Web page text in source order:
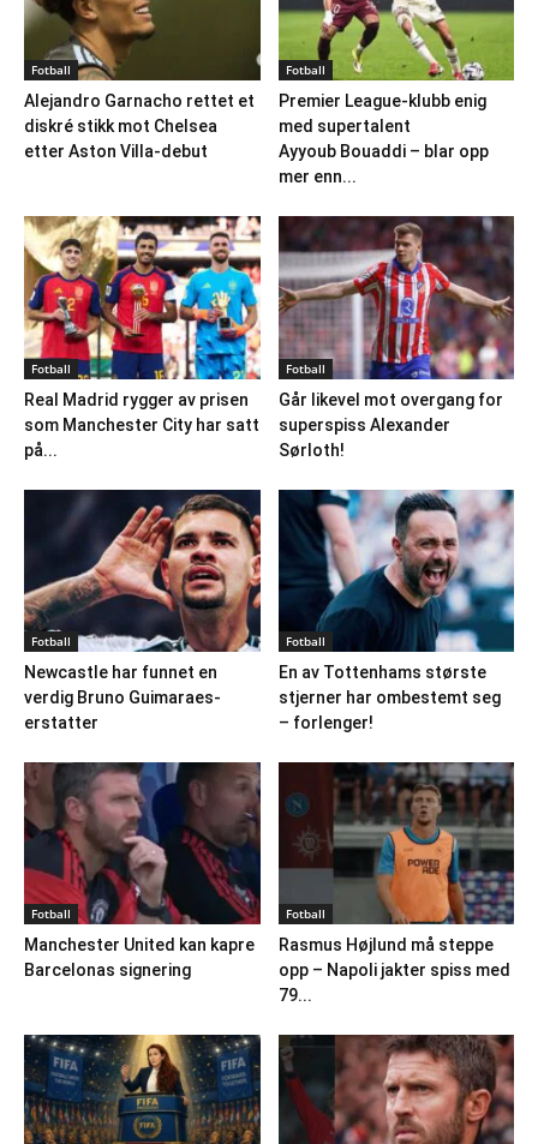
Fotball
Alejandro Garnacho rettet et
diskré stikk mot Chelsea
etter Aston Villa-debut
Fotball
Premier League-klubb enig
med supertalent
Ayyoub Bouaddi – blar opp
mer enn...
Fotball
Real Madrid rygger av prisen
som Manchester City har satt
på...
Fotball
Går likevel mot overgang for
superspiss Alexander
Sørloth!
Fotball
Newcastle har funnet en
verdig Bruno Guimaraes-
erstatter
Fotball
En av Tottenhams største
stjerner har ombestemt seg
– forlenger!
Fotball
Manchester United kan kapre
Barcelonas signering
Fotball
Rasmus Højlund må steppe
opp – Napoli jakter spiss med
79...